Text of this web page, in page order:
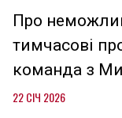
Про
тимчасові
команда з
22 СІЧ 2026